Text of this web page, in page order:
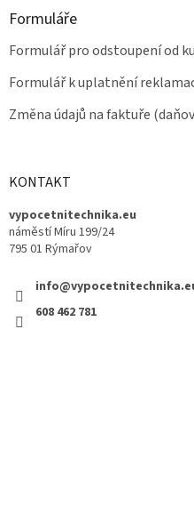
Formuláře
Formulář pro odstoupení od
Formulář k uplatnění
Změna údajů na faktuře
KONTAKT
vypocetnitechnika.eu
náměstí Míru 199/24
795 01 Rýmařov
608 462 781